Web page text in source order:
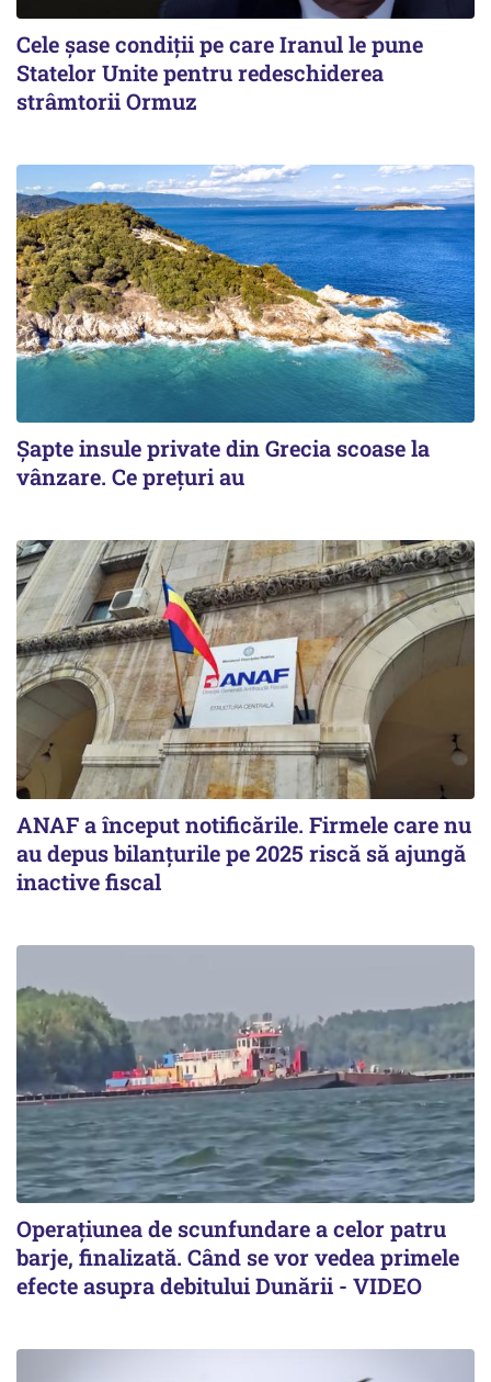
Cele șase condiții pe care Iranul le pune
Statelor Unite pentru redeschiderea
strâmtorii Ormuz
Șapte insule private din Grecia scoase la
vânzare. Ce prețuri au
ANAF a început notificările. Firmele care nu
au depus bilanțurile pe 2025 riscă să ajungă
inactive fiscal
Operațiunea de scunfundare a celor patru
barje, finalizată. Când se vor vedea primele
efecte asupra debitului Dunării - VIDEO